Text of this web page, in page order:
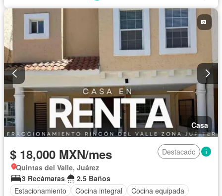
Casa
$ 18,000 MXN/mes
Destacado
Quintas del Valle, Juárez
3 Recámaras
2.5 Baños
Estacionamiento
Cocina integral
Cocina equipada